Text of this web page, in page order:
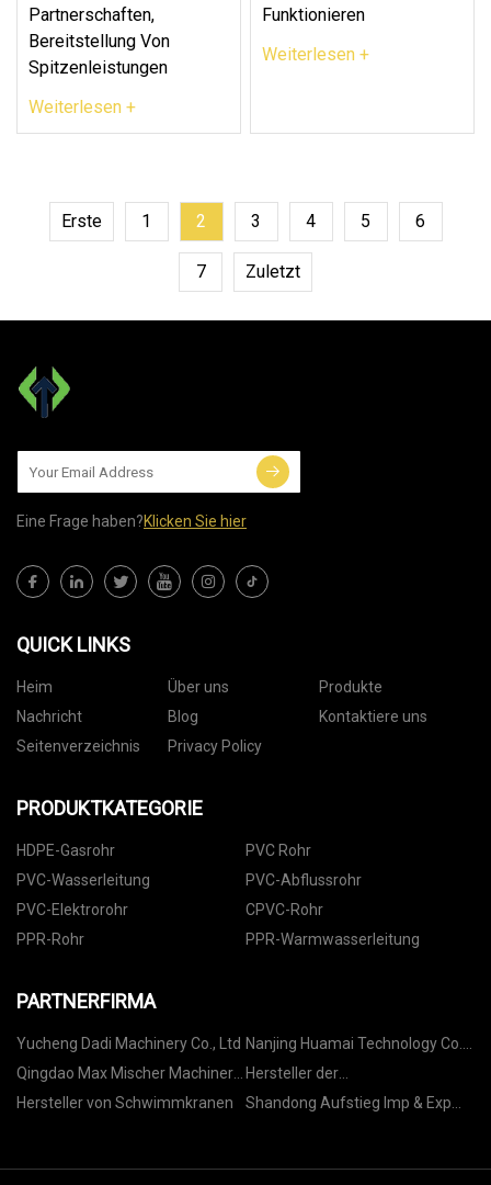
Partnerschaften,
Bereitstellung Von
Spitzenleistungen
Weiterlesen +
Funktionieren
Weiterlesen +
Erste 1 2 3 4 5 6
7 Zuletzt
Eine Frage haben?Klicken Sie hier
QUICK LINKS
Heim Über uns
Produkte
Nachricht
Blog
Kontaktiere uns
Seitenverzeichnis
Privacy Policy
PRODUKTKATEGORIE
HDPE-Gasrohr
PVC Rohr
PVC-Wasserleitung
PVC-Abflussrohr
PVC-Elektrorohr
CPVC-Rohr
PPR-Rohr
PPR-Warmwasserleitung
PARTNERFIRMA
Yucheng Dadi Machinery Co., Ltd Nanjing Huamai Technology Co.,
Ltd
Qingdao Max Mischer Machinery
Co., Ltd
Hersteller der
Aufbewahrungsbox-Serie in
Hersteller von Schwimmkranen
Shandong Aufstieg Imp & Exp